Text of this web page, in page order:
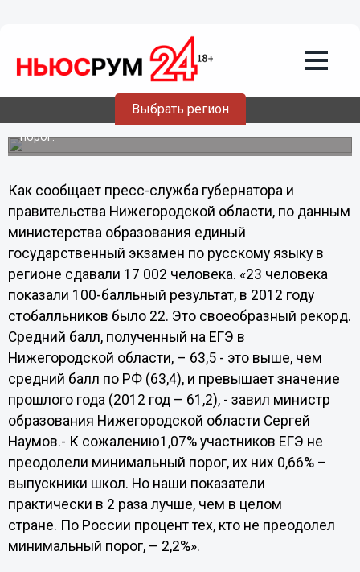
Выбрать регион
Средний балл, полученный в
Нижегородской области на ЕГЭ по
русскому языку, – 63,5
1,07% участников ЕГЭ не преодолели минимальный
порог.
Как сообщает пресс-служба губернатора и
правительства Нижегородской области, по данным
министерства образования единый
государственный экзамен по русскому языку в
регионе сдавали 17 002 человека. «23 человека
показали 100-балльный результат, в 2012 году
стобалльников было 22. Это своеобразный рекорд.
Средний балл, полученный на ЕГЭ в
Нижегородской области, – 63,5- это выше, чем
средний балл по РФ (63,4), и превышает значение
прошлого года (2012 год – 61,2), - завил министр
образования Нижегородской области Сергей
Наумов.- К сожалению1,07%участников ЕГЭ не
преодолели минимальный порог, их них 0,66%–
выпускники школ. Но наши показатели
практически в 2 раза лучше, чем в целом
стране. По России процент тех, кто не преодолел
минимальный порог, – 2,2%».